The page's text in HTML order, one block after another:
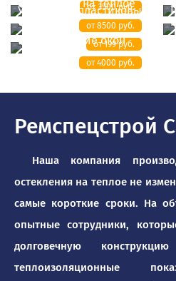
от 3500 руб.
остекления на теплое
от 8500 руб.
Утепление пластиковых
окон
от 199 руб.
Бронирование окон
от 4000 руб.
Ремспецстрой
Наша компания
остекления на теплое не
самые короткие сроки. На
опытные сотрудники,
долговечную
теплоизоляционные